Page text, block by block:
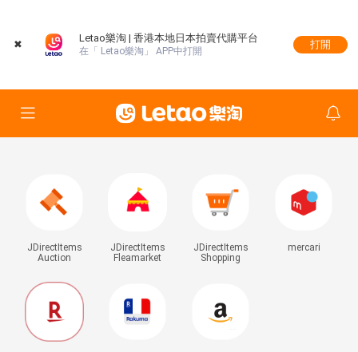
✖
Letao樂淘 | 香港本地日本拍賣代購平台
在「 Letao樂淘」 APP中打開
打開
JDirectItems
Auction
JDirectItems
Fleamarket
JDirectItems
Shopping
mercari